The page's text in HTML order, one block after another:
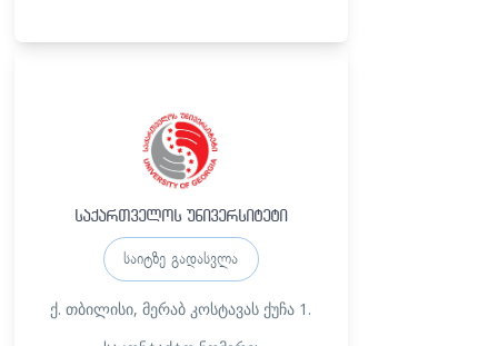
საქართველოს უნივერსიტეტი
საიტზე გადასვლა
ქ. თბილისი, მერაბ კოსტავას ქუჩა 1.